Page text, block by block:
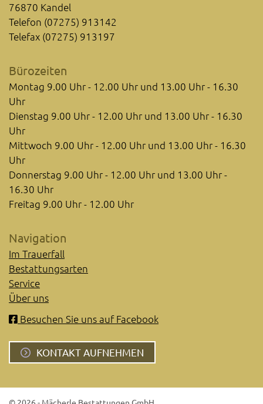
76870 Kandel
Telefon (07275) 913142
Telefax (07275) 913197
Bürozeiten
Montag 9.00 Uhr - 12.00 Uhr und 13.00 Uhr - 16.30
Uhr
Dienstag 9.00 Uhr - 12.00 Uhr und 13.00 Uhr - 16.30
Uhr
Mittwoch 9.00 Uhr - 12.00 Uhr und 13.00 Uhr - 16.30
Uhr
Donnerstag 9.00 Uhr - 12.00 Uhr und 13.00 Uhr -
16.30 Uhr
Freitag 9.00 Uhr - 12.00 Uhr
Navigation
Im Trauerfall
Bestattungsarten
Service
Über uns
Besuchen Sie uns auf Facebook
KONTAKT AUFNEHMEN